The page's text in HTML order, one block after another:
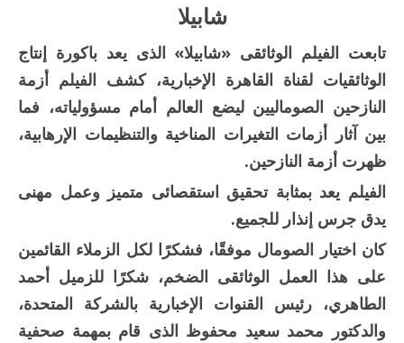
شابيلا
تابعت الفيلم الوثائقى «شابيلا» الذى يعد باكورة إنتاج
الوثائقيات لقناة القاهرة الإخبارية، كشف الفيلم أزمة
النازحين الصوماليين ليضع العالم أمام مسؤولياته، فما
بين آثار أزمات التغيرات المناخية والتنظيمات الإرهابية،
ظهرت أزمة النازحين.
الفيلم يعد بمثابة تحقيق استقصائى متميز وعمل مهنى
يدق جرس إنذار للجميع.
كان اختيار الصومال موفقًا، فشكرًا لكل الزملاء القائمين
على هذا العمل الوثائقى الضخم، شكرًا للزميل أحمد
الطاهري، رئيس القنوات الإخبارية بالشركة المتحدة،
والدكتور محمد سعيد محفوظ الذى قام بمهمة صحفية